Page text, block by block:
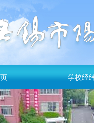
学校经